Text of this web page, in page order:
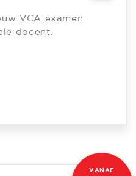
VCA examen
docent.
VANAF